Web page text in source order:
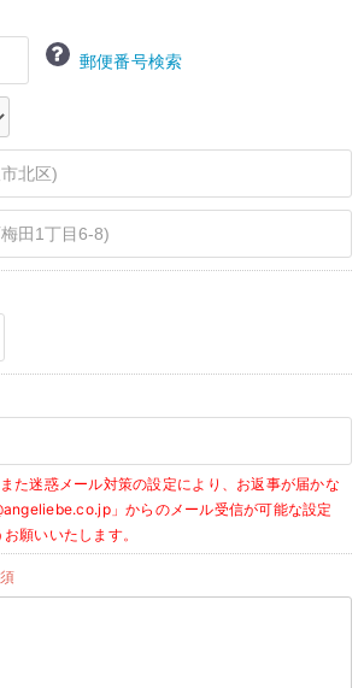
ーアイテム
！
におすすめ！
ク
郵便番号検索
た迷惑メール対策の設定により、お返事が届かな
」からのメール受信が可能な設定
願いいたします。